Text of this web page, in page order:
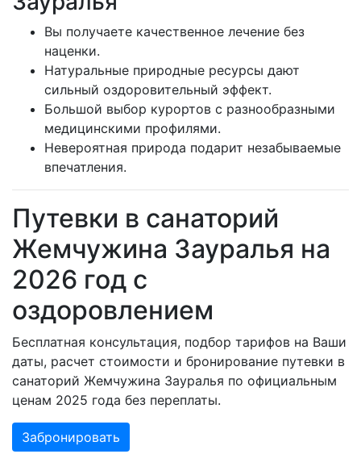
Вы получаете качественное лечение без
наценки.
Натуральные природные ресурсы дают
сильный оздоровительный эффект.
Большой выбор курортов с разнообразными
медицинскими профилями.
Невероятная природа подарит незабываемые
впечатления.
Путевки в санаторий
Жемчужина Зауралья на
2026 год с
оздоровлением
Бесплатная консультация, подбор тарифов на Ваши
даты, расчет стоимости и бронирование путевки в
санаторий Жемчужина Зауралья по официальным
ценам 2025 года без переплаты.
Забронировать